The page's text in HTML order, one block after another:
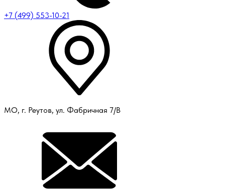
+7 (499) 553-10-21
МО, г. Реутов, ул. Фабричная 7/В